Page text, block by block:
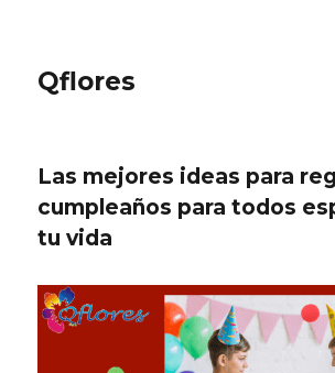
Qflores
Las mejores ideas para
cumpleaños para todos
tu vida